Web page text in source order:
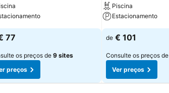
77
os preços de 9 sites
preços
Piscina
Estacionamento
de € 101
Consulte os preços de
Ver preços